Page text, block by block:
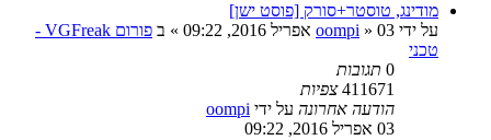
מודינג, טוסטר+סורק [פוסט ישן]
על ידי
oompi » 03 אפריל 2016, 09:22 » ב
פורום VGFreak -
טכני
0 תגובות
411671 צפיות
הודעה אחרונה על ידי oompi
03 אפריל 2016, 09:22